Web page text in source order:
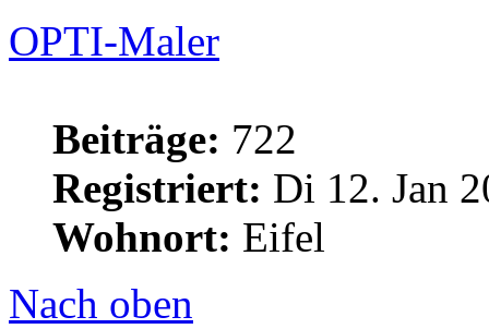
OPTI-Maler
Beiträge: 722
Registriert: Di 12. Jan
Wohnort: Eifel
Nach oben